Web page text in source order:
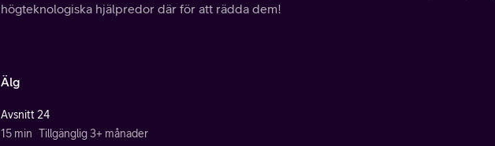
högteknologiska hjälpredor där för att rädda dem!
Älg
Avsnitt 24
15 min Tillgänglig 3+ månader